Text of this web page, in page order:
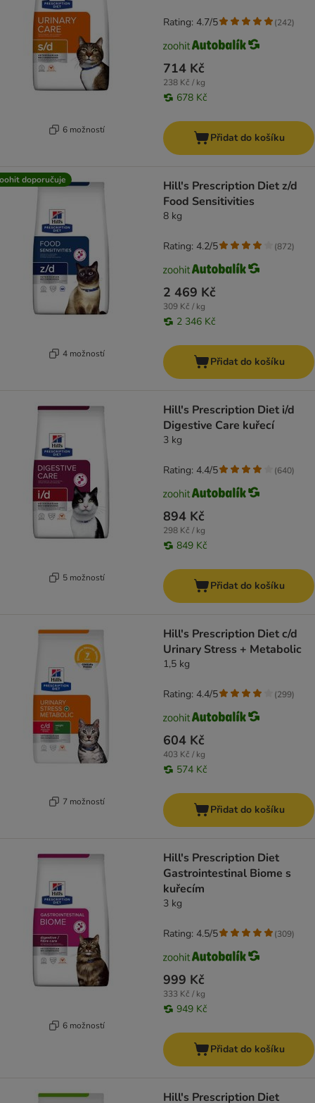
6 možností
714 Kč
238 Kč / kg
678 Kč
Rating: 4.7/5 (242)
Přidat do košíku
doporučuje
4 možností
Hill's Prescription Diet z/d
Food Sensitivities
8 kg
2 469 Kč
309 Kč / kg
2 346 Kč
Rating: 4.2/5 (872)
Přidat do košíku
5 možností
Hill's Prescription Diet i/d
Digestive Care kuřecí
3 kg
894 Kč
298 Kč / kg
849 Kč
Rating: 4.4/5 (640)
Přidat do košíku
7 možností
Hill's Prescription Diet c/d
Urinary Stress + Metabolic
1,5 kg
604 Kč
403 Kč / kg
574 Kč
Rating: 4.4/5 (299)
Přidat do košíku
6 možností
Hill's Prescription Diet
Gastrointestinal Biome s
kuřecím
3 kg
999 Kč
333 Kč / kg
949 Kč
Rating: 4.5/5 (309)
Přidat do košíku
Hill's Prescription Diet